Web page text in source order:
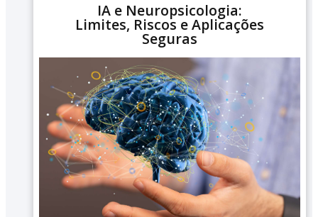
IA e Neuropsicologia:
Limites, Riscos e Aplicações
Seguras